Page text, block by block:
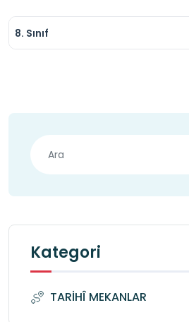
8. Sınıf
Kategori
TARİHÎ MEKANLAR